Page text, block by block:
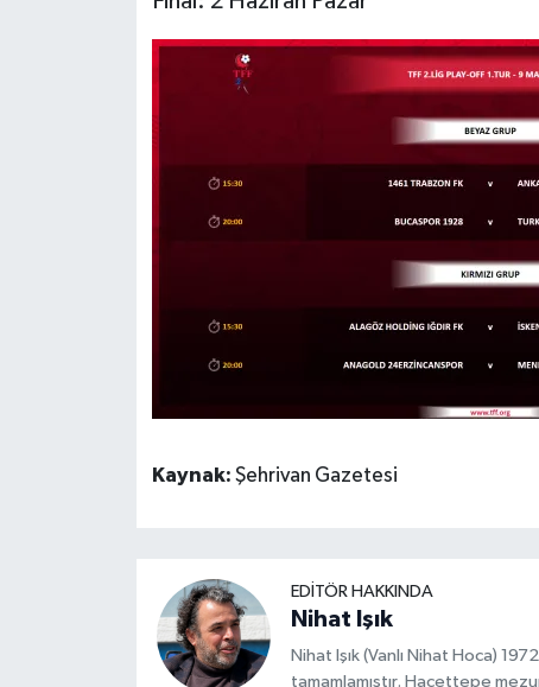
Kaynak: Şehrivan Gazetesi
EDITÖR HAKKINDA
Nihat Işık
Nihat Işık (Vanlı Nihat Hoca)
tamamlamıştır. Hacettepe